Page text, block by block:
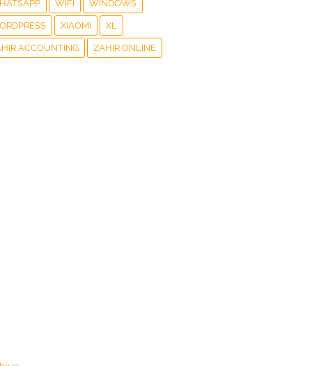
WIFI WINDOWS
XIAOMI XL
ACCOUNTING ZAHIR ONLINE